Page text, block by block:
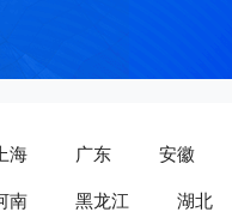
上海 广东 安徽
南 黑龙江 湖北